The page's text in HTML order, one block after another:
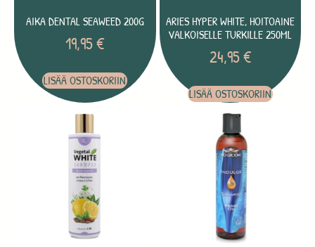
AIKA DENTAL SEAWEED 200G
19,95€
LISÄÄ OSTOSKORIIN
ARIES HYPER WHITE, HOITOAINE
VALKOISELLE TURKILLE 250ML
24,95€
LISÄÄ OSTOSKORIIN